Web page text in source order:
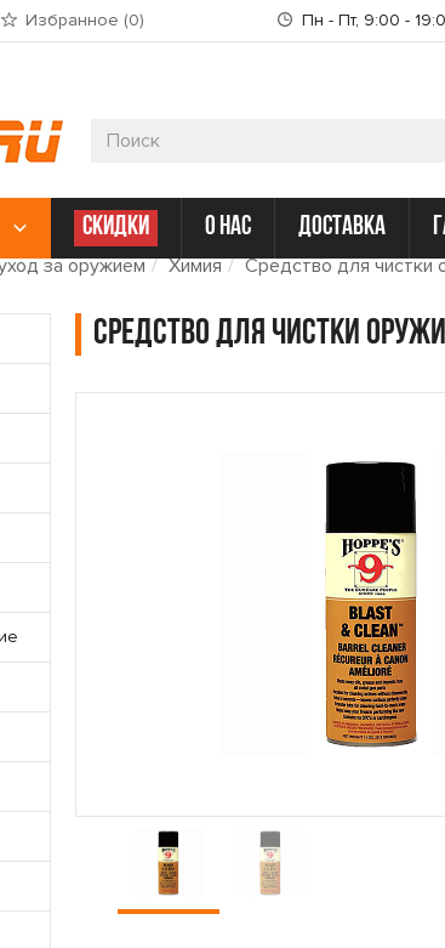
Избранное (0) Пн - Пт, 9:00 -
СКИДКИ о нас доставка
за оружием Химия Средство для чистки
Средство для чистки